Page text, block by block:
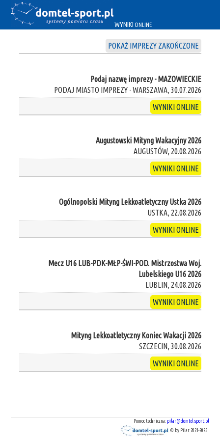
WYNIKI ONLINE
POKAŻ IMPREZY ZAKOŃCZONE
Podaj nazwę imprezy - MAZOWIECKIE
PODAJ MIASTO IMPREZY - WARSZAWA, 30.07.2026
WYNIKI ONLINE
Augustowski Mityng Wakacyjny 2026
AUGUSTÓW, 20.08.2026
WYNIKI ONLINE
Ogólnopolski Mityng Lekkoatletyczny Ustka 2026
USTKA, 22.08.2026
WYNIKI ONLINE
Mecz U16 LUB-PDK-MŁP-ŚWI-POD. Mistrzostwa Woj.
Lubelskiego U16 2026
LUBLIN, 24.08.2026
WYNIKI ONLINE
Mityng Lekkoatletyczny Koniec Wakacji 2026
SZCZECIN, 30.08.2026
WYNIKI ONLINE
Pomoc techniczna: pilar@domtel-sport.pl
© by Pilar 2021-2025